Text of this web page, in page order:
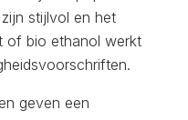
stijlvol en het
of bio ethanol werkt
geven een